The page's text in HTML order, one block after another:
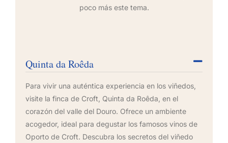
poco más este tema.
Quinta da Roêda
Para vivir una auténtica experiencia en los viñedos,
visite la finca de Croft, Quinta da Roêda, en el
corazón del valle del Douro. Ofrece un ambiente
acogedor, ideal para degustar los famosos vinos de
Oporto de Croft. Descubra los secretos del viñedo